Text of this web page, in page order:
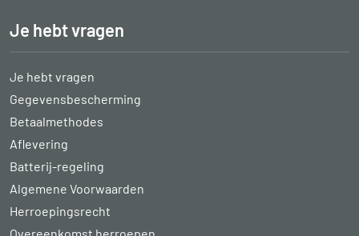
Je hebt vragen
Je hebt vragen
Gegevensbescherming
Betaalmethodes
Aflevering
Batterij-regeling
Algemene Voorwaarden
Herroepingsrecht